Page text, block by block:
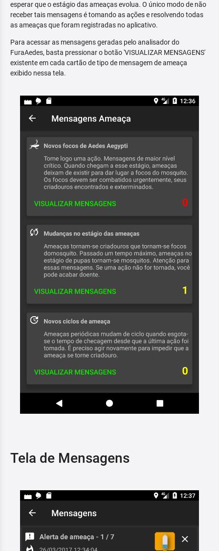
esperar que o estágio das ameaças evolua. O único modo de não
receber tais mensagens é tomando as ações e resolvendo todas
as ameaças que foram registradas no aplicativo.
Para acessar as mensagens geradas pelo analisador do
FuraAedes, basta pressionar o botão 'VISUALIZAR MENSAGENS'
existente em cada cartão de tipo de mensagem de ameaça
exibido nessa tela.
Tela de Mensagens